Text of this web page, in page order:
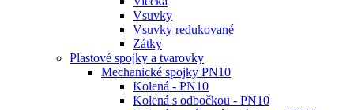
Vsuvky
Vsuvky redukované
Zátky
Plastové spojky a tvarovky
Mechanické spojky PN10
Kolená - PN10
Kolená s odbočkou - PN10